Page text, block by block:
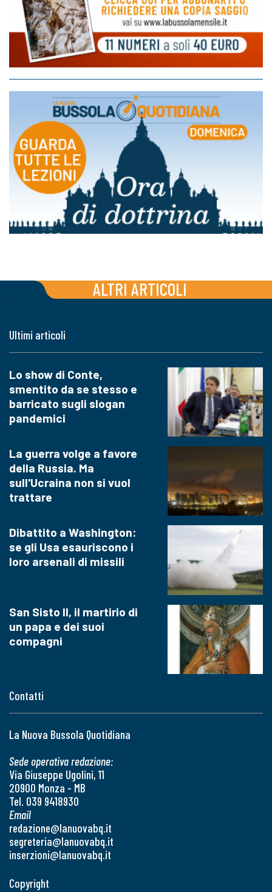
ALTRI ARTICOLI
Contatti
La Nuova Bussola Quotidiana
Sede operativa redazione:
Via Giuseppe Ugolini, 11
20900 Monza - MB
Tel. 039 9418930
Email
redazione@lanuovabq.it
segreteria@lanuovabq.it
inserzioni@lanuovabq.it
Ultimi articoli
Lo show di Conte,
smentito da se stesso e
barricato sugli slogan
pandemici
La guerra volge a favore
della Russia. Ma
sull'Ucraina non si vuol
trattare
Dibattito a Washington:
se gli Usa esauriscono i
loro arsenali di missili
San Sisto II, il martirio di
un papa e dei suoi
compagni
Copyright